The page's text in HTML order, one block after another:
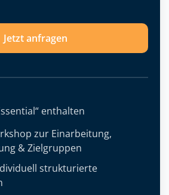
Jetzt anfragen
enthalten
zur Einarbeitung,
& Zielgruppen
strukturierte